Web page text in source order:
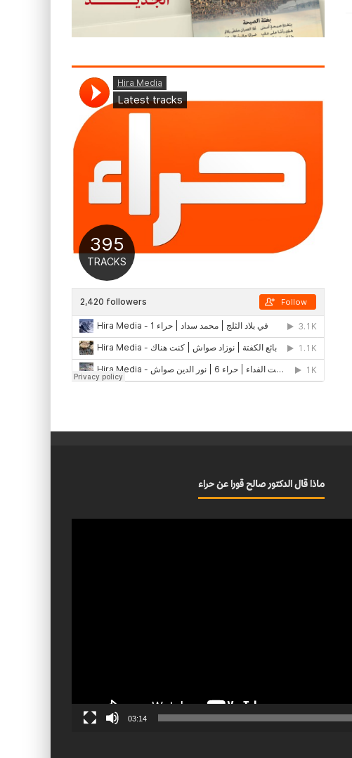
ماذا قال الدكتور صالح قورا عن حراء
03:14